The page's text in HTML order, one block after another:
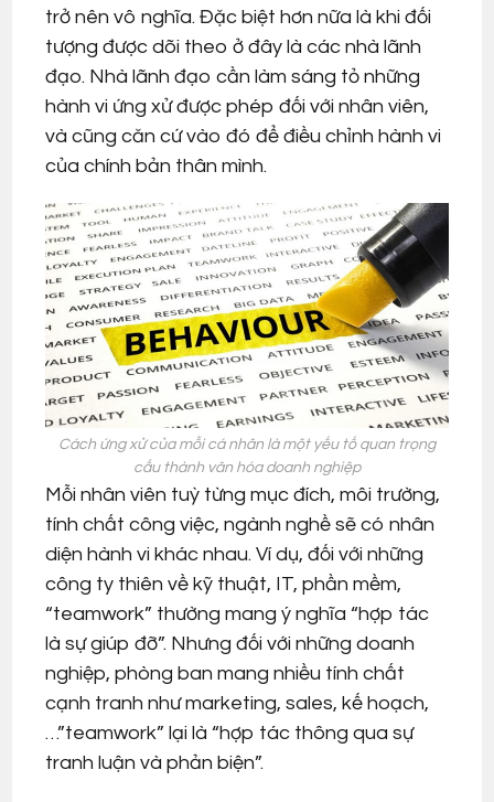
trở nên vô nghĩa. Đặc biệt hơn nữa là khi đối
tượng được dõi theo ở đây là các nhà lãnh
đạo. Nhà lãnh đạo cần làm sáng tỏ những
hành vi ứng xử được phép đối với nhân viên,
và cũng căn cứ vào đó để điều chỉnh hành vi
của chính bản thân mình.
Cách ứng xử của mỗi cá nhân là một yếu tố quan trọng
cấu thành văn hóa doanh nghiệp
Mỗi nhân viên tuỳ từng mục đích, môi trường,
tính chất công việc, ngành nghề sẽ có nhân
diện hành vi khác nhau. Ví dụ, đối với những
công ty thiên về kỹ thuật, IT, phần mềm,
“teamwork” thường mang ý nghĩa “hợp tác
là sự giúp đỡ”. Nhưng đối với những doanh
nghiệp, phòng ban mang nhiều tính chất
cạnh tranh như marketing, sales, kế hoạch,
…”teamwork” lại là “hợp tác thông qua sự
tranh luận và phản biện”.